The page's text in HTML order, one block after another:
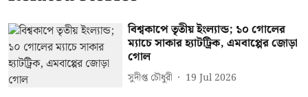
বিশ্বকাপে তৃতীয় ইংল্যান্ড; ১০ গোলের
ম্যাচে সাকার হ্যাটট্রিক, এমবাপ্পের জোড়া
গোল
সুদীপ্ত চৌধুরী 19 Jul 2026